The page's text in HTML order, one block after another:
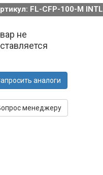
FL-CFP-100-M INTL
не
аналоги
менеджеру